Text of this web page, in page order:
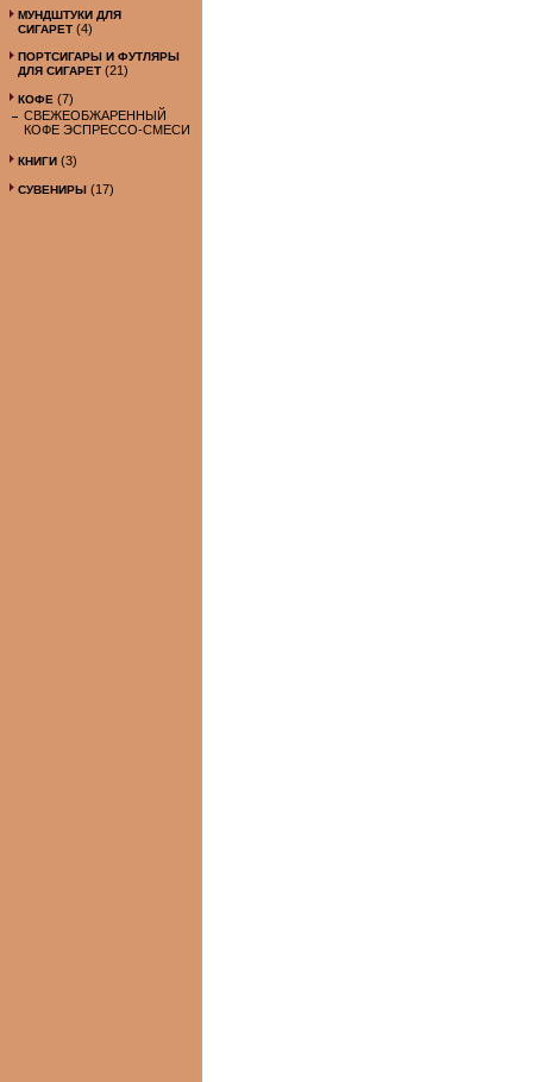
МУНДШТУКИ ДЛЯ
СИГАРЕТ (4)
ПОРТСИГАРЫ И ФУТЛЯРЫ
ДЛЯ СИГАРЕТ (21)
КОФЕ (7)
СВЕЖЕОБЖАРЕННЫЙ
КОФЕ ЭСПРЕССО-СМЕСИ
КНИГИ (3)
СУВЕНИРЫ (17)